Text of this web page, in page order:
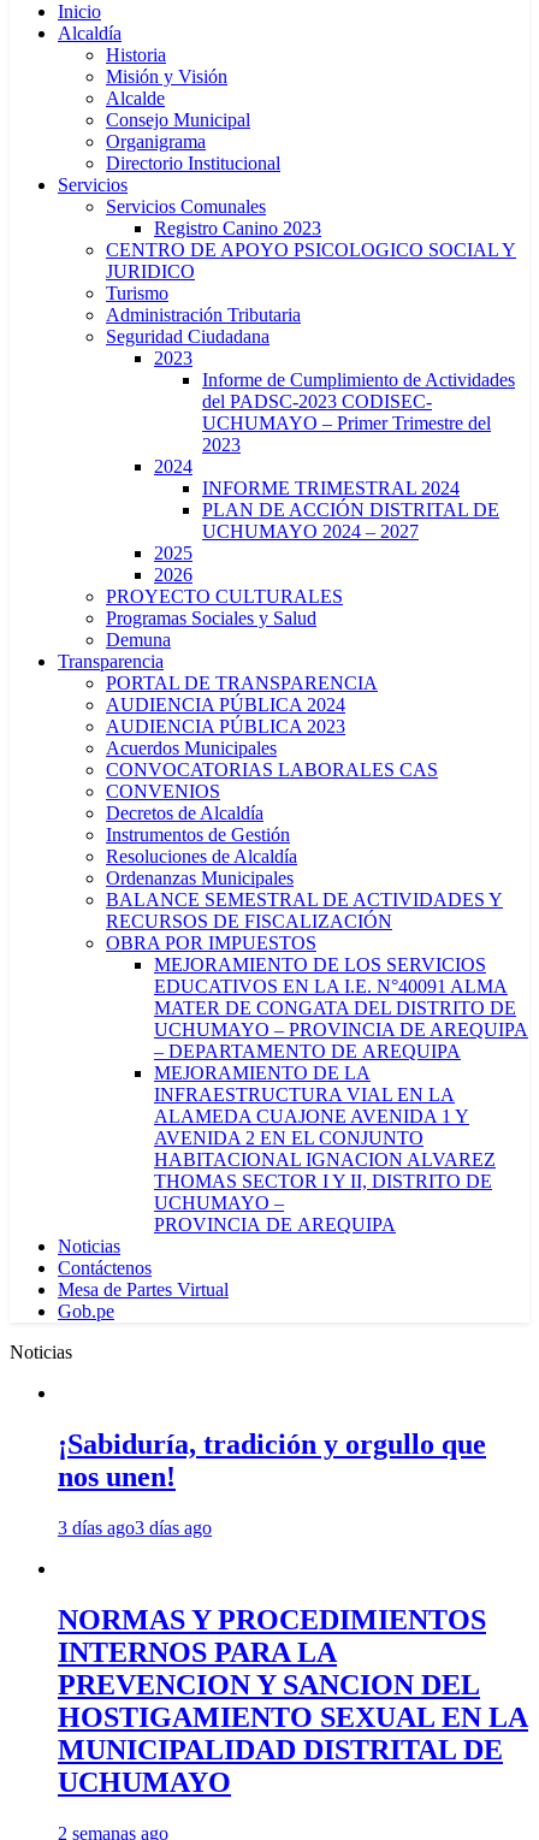
Inicio
Alcaldía
Historia
Misión y Visión
Alcalde
Consejo Municipal
Organigrama
Directorio Institucional
Servicios
Servicios Comunales
Registro Canino 2023
CENTRO DE APOYO PSICOLOGICO SOCIAL Y
JURIDICO
Turismo
Administración Tributaria
Seguridad Ciudadana
2023
Informe de Cumplimiento de Actividades
del PADSC-2023 CODISEC-
UCHUMAYO – Primer Trimestre del
2023
2024
INFORME TRIMESTRAL 2024
PLAN DE ACCIÓN DISTRITAL DE
UCHUMAYO 2024 – 2027
2025
2026
PROYECTO CULTURALES
Programas Sociales y Salud
Demuna
Transparencia
PORTAL DE TRANSPARENCIA
AUDIENCIA PÚBLICA 2024
AUDIENCIA PÚBLICA 2023
Acuerdos Municipales
CONVOCATORIAS LABORALES CAS
CONVENIOS
Decretos de Alcaldía
Instrumentos de Gestión
Resoluciones de Alcaldía
Ordenanzas Municipales
BALANCE SEMESTRAL DE ACTIVIDADES Y
RECURSOS DE FISCALIZACIÓN
OBRA POR IMPUESTOS
MEJORAMIENTO DE LOS SERVICIOS
EDUCATIVOS EN LA I.E. N°40091 ALMA
MATER DE CONGATA DEL DISTRITO DE
UCHUMAYO – PROVINCIA DE AREQUIPA
– DEPARTAMENTO DE AREQUIPA
MEJORAMIENTO DE LA
INFRAESTRUCTURA VIAL EN LA
ALAMEDA CUAJONE AVENIDA 1 Y
AVENIDA 2 EN EL CONJUNTO
HABITACIONAL IGNACION ALVAREZ
THOMAS SECTOR I Y II, DISTRITO DE
UCHUMAYO –
PROVINCIA DE AREQUIPA
Noticias
Contáctenos
Mesa de Partes Virtual
Gob.pe
Noticias
¡Sabiduría, tradición y orgullo que
nos unen!
3 días ago3 días ago
NORMAS Y PROCEDIMIENTOS
INTERNOS PARA LA
PREVENCION Y SANCION DEL
HOSTIGAMIENTO SEXUAL EN LA
MUNICIPALIDAD DISTRITAL DE
UCHUMAYO
2 semanas ago